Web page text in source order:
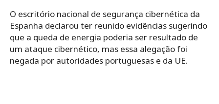
O escritório nacional de segurança cibernética da
Espanha declarou ter reunido evidências sugerindo
que a queda de energia poderia ser resultado de
um ataque cibernético, mas essa alegação foi
negada por autoridades portuguesas e da UE.